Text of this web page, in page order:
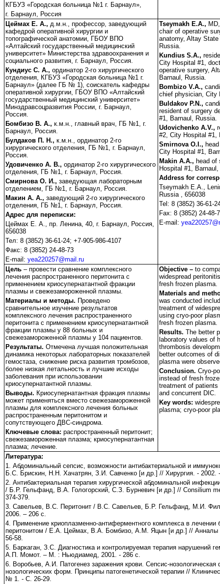
КГБУЗ «Городская больница №1 г. Барнаул»,
г. Барнаул, Россия
Цеймах Е. А., д.м.н., профессор, заведующий
кафедрой оперативной хирургии и
топографической анатомии, ГБОУ ВПО
«Алтайский государственный медицинский
университет» Министерства здравоохранения и
социального развития, г. Барнаул, Россия.
Кундиус С. А., ординатор 2-го хирургического
отделения, КГБУЗ «Городская больница №1 г.
Барнаул» (далее ГБ № 1), соискатель кафедры
оперативной хирургии, ГБОУ ВПО «Алтайский
государственный медицинский университет»
Минздравсоцразвития России, г. Барнаул,
Россия.
Бомбизо В. А., к.м.н., главный врач, ГБ №1, г.
Барнаул, Россия.
Булдаков П. Н., к.м.н., ординатор 2-го
хирургического отделения, ГБ №1, г. Барнаул,
Россия.
Удовиченко А. В., ординатор 2-го хирургического
отделения, ГБ №1, г. Барнаул, Россия.
Смирнова О. И., заведующая лабораторным
отделением, ГБ №1, г. Барнаул, Россия.
Макин А. А.,заведующий 2-го хирургического
отделения, ГБ №1, г. Барнаул, Россия.
Адрес для переписки:
Цеймах Е. А., пр. Ленина, 40, г. Барнаул, Россия,
656038
Тел: 8 (3852) 36-61-24; +7-905-986-4107
Факс: 8 (3852) 24-48-73
E-mail:yea220257@mail.ru
Tseymakh E.A.,
chair of operative
anatomy, Altay
Russia.
Kundius S.A.,
City Hospital #1,
operative surgery,
Barnaul, Russia.
Bombizo V.A.,
chief physician, City
Buldakov P.N.,
resident of surgery
#1, Barnaul, Russia.
Udovichenko A.V.,
#2, City Hospital #1,
Smirnova O.I.,
City Hospital #1,
Makin A.A., head of
Hospital #1,
Address for
Tseymakh E.A.,
Russia , 656038
Tel: 8 (3852) 36-61-
Fax: 8 (3852) 24-48-
E-mail:
Цель – провести сравнение комплексного
лечения распространенного перитонита с
применением криосупернатантной фракции
плазмы и свежезамороженной плазмы.
Материалы и методы. Проведено
сравнительное изучение результатов
комплексного лечения распространенного
перитонита с применением криосупернатантной
фракции плазмы у 88 больных и
свежезамороженной плазмы у 104 пациентов.
Результаты. Отмечена лучшая положительная
динамика некоторых лабораторных показателей
гемостаза, снижение риска развития тромбозов,
более низкая летальность и лучшие исходы
заболевания при использовании
криосупернатантной плазмы.
Выводы. Криосупернатантная фракция плазмы
может применяться вместо свежезамороженной
плазмы для комплексного лечения больных
распространенным перитонитом и
сопутствующего ДВС-синдрома.
Ключевые слова: распространенный перитонит;
свежезамороженная плазма; криосупернатантная
плазма; лечение.
Objective – to
widespread
fresh frozen plasma.
Materials and
was conducted
treatment of
using cryo-poor
fresh frozen plasma.
Results. The better
laboratory values of
thrombosis
better outcomes of
plasma were
Conclusion. Cryo-
instead of fresh
treatment of
and concurrent DIC.
Key words:
plasma; cryo-poor
Литература:
1. Абдоминальный сепсис, возможности антибактериальной и
Б.С. Брискин, Н.Н. Хачатрян, З.И. Савченко [и др.] // Хирургия. -
2. Антибактериальная терапия хирургической абдоминальной
/ Б.Р. Гельфанд, В.А. Гологорский, С.З. Бурневич [и др.] // Consilium
374-379.
3. Савельев, В.С. Перитонит / В.С. Савельев, Б.Р. Гельфанд, М.И.
2006. – 206 с.
4. Применение криоплазменно-антиферментного комплекса в
перитонитом / Е.А. Цеймах, В.А. Бомбизо, А.М. Яцын [и др.] // Анналы
56-58.
5. Баркаган, З.С. Диагностика и контролируемая терапия нарушений
А.П. Момот. – М. : Ньюдиамед, 2001. - 286 с.
6. Воробьев, А.И. Патогенез заражения крови. Сепсис-
нозологических форм. Принципы патогенетической терапии //
№ 1. - С. 26-29.